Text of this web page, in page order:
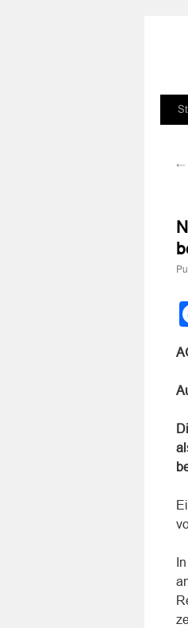
Zum
←